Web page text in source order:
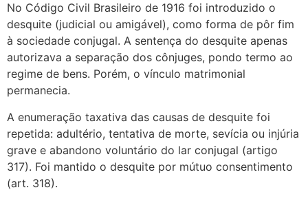
No Código Civil Brasileiro de 1916 foi introduzido o
desquite (judicial ou amigável), como forma de pôr fim
à sociedade conjugal. A sentença do desquite apenas
autorizava a separação dos cônjuges, pondo termo ao
regime de bens. Porém, o vínculo matrimonial
permanecia.
A enumeração taxativa das causas de desquite foi
repetida: adultério, tentativa de morte, sevícia ou injúria
grave e abandono voluntário do lar conjugal (artigo
317). Foi mantido o desquite por mútuo consentimento
(art. 318).